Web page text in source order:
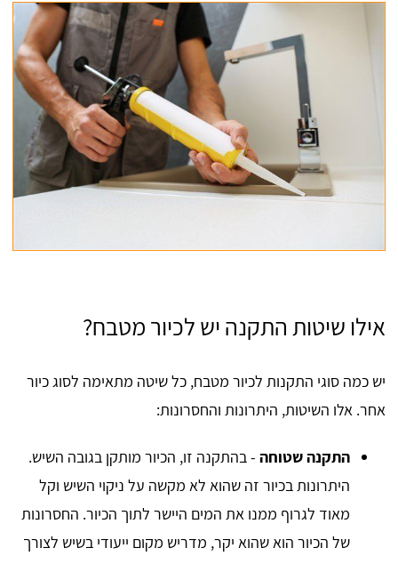
אילו שיטות התקנה יש לכיור מטבח?
יש כמה סוגי התקנות לכיור מטבח, כל שיטה מתאימה לסוג כיור
אחר. אלו השיטות, היתרונות והחסרונות:
התקנה שטוחה - בהתקנה זו, הכיור מותקן בגובה השיש.
היתרונות בכיור זה שהוא לא מקשה על ניקוי השיש וקל
מאוד לגרוף ממנו את המים היישר לתוך הכיור. החסרונות
של הכיור הוא שהוא יקר, מדריש מקום ייעודי בשיש לצורך